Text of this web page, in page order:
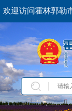
欢迎访问霍林郭勒